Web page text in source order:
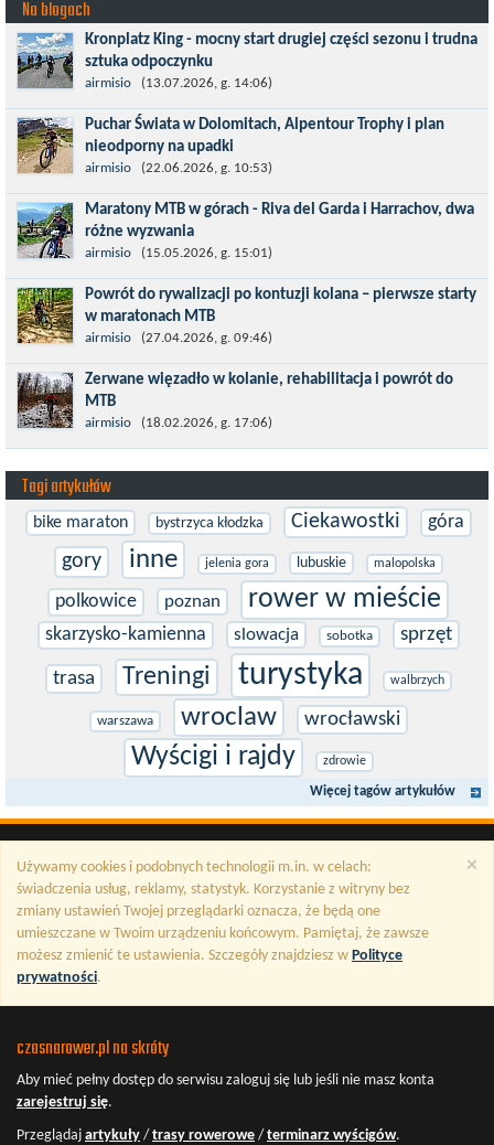
Na blogach
Kronplatz King - mocny start drugiej części sezonu i trudna
sztuka odpoczynku
Kronplatz King, epicki MTB Maraton z metą na 2275 m we
włoskich Alpach – łącznie 3000 metrów przewyższenia na
dystansie 60 km, ze...
airmisio (13.07.2026, g. 14:06)
Puchar Świata w Dolomitach, Alpentour Trophy i plan
nieodporny na upadki
Czerwiec w moim planie oznaczał wejście w najbardziej
wymagający etap i cel pierwszej części sezonu: Puchar Świata w
maratonie MTB w Dolomitach...
airmisio (22.06.2026, g. 10:53)
Maratony MTB w górach - Riva del Garda i Harrachov, dwa
różne wyzwania
Maj to idealny czas, by z płaskich i szybkich wyścigów przejść do
znacznie bardziej ambitnych wyzwań, jakimi są górskie wyścigi
MTB....
airmisio (15.05.2026, g. 15:01)
Powrót do rywalizacji po kontuzji kolana – pierwsze starty
w maratonach MTB
Prawdziwym testem po kontuzji kolana i uszkodzeniu więzadeł
jest powrót do sportowej rywalizacji. Podczas zawodów znikają
bariery,...
airmisio (27.04.2026, g. 09:46)
Zerwane więzadło w kolanie, rehabilitacja i powrót do
MTB
W sporcie nie ma kalkulacji, niezależnie od stopnia
zaawansowania. Trenujesz, startujesz w zawodach i chcesz po
prostu oddać się grze, dać z siebie...
airmisio (18.02.2026, g. 17:06)
Tagi artykułów
bike maraton bystrzyca kłodzka Ciekawostki góra
gory inne jelenia gora lubuskie malopolska
polkowice poznan rower w mieście
skarzysko-kamienna slowacja sobotka sprzęt
trasa Treningi turystyka walbrzych
warszawa wroclaw wrocławski
Wyścigi i rajdy zdrowie
Więcej tagów artykułów
×
Używamy cookies i podobnych technologii m.in. w celach:
świadczenia usług, reklamy, statystyk. Korzystanie z witryny bez
zmiany ustawień Twojej przeglądarki oznacza, że będą one
umieszczane w Twoim urządzeniu końcowym. Pamiętaj, że zawsze
możesz zmienić te ustawienia. Szczegóły znajdziesz w Polityce
prywatności.
czasnarower.pl na skróty
Aby mieć pełny dostęp do serwisu zaloguj się lub jeśli nie masz konta
zarejestruj się.
Przeglądaj artykuły / trasy rowerowe / terminarz wyścigów.